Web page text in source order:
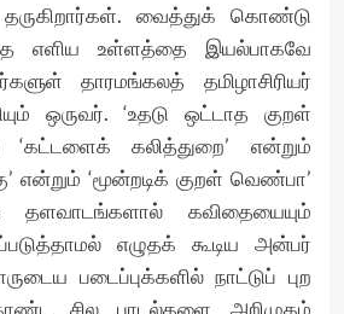
தருகிறார்கள். வைத்துக் கொண்டு
எளிய உள்ளத்தை இயல்பாகவே
தாரமங்கலத் தமிழாசிரியர்
ஒருவர். ‘உதடு ஒட்டாத குறள்
கலித்துறை’ என்றும்
என்றும் ‘மூன்றடிக் குறள் வெண்பா’
தளவாடங்களால் கவிதையையும்
எழுதக் கூடிய அன்பர்
படைப்புக்களில் நாட்டுப் புற
சில பாடல்களை அறிமுகம்